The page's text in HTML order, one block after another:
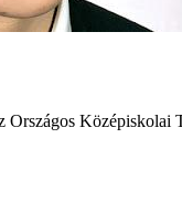
Középiskolai